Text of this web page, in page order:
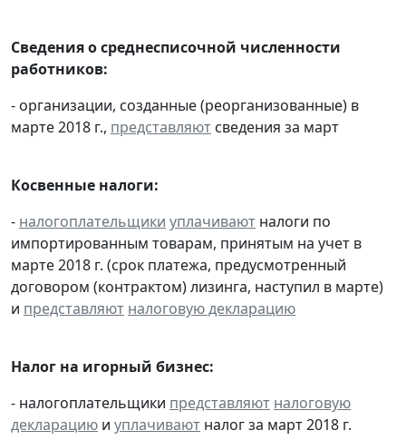
Сведения о среднесписочной численности
работников:
- организации, созданные (реорганизованные) в
марте 2018 г., представляют сведения за март
Косвенные налоги:
- налогоплательщики уплачивают налоги по
импортированным товарам, принятым на учет в
марте 2018 г. (срок платежа, предусмотренный
договором (контрактом) лизинга, наступил в марте)
и представляют налоговую декларацию
Налог на игорный бизнес:
- налогоплательщики представляют налоговую
декларацию и уплачивают налог за март 2018 г.